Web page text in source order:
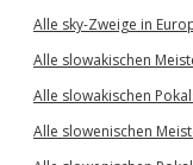
Alle sky-Zweige in
Alle slowakischen
Alle slowakischen
Alle slowenischen